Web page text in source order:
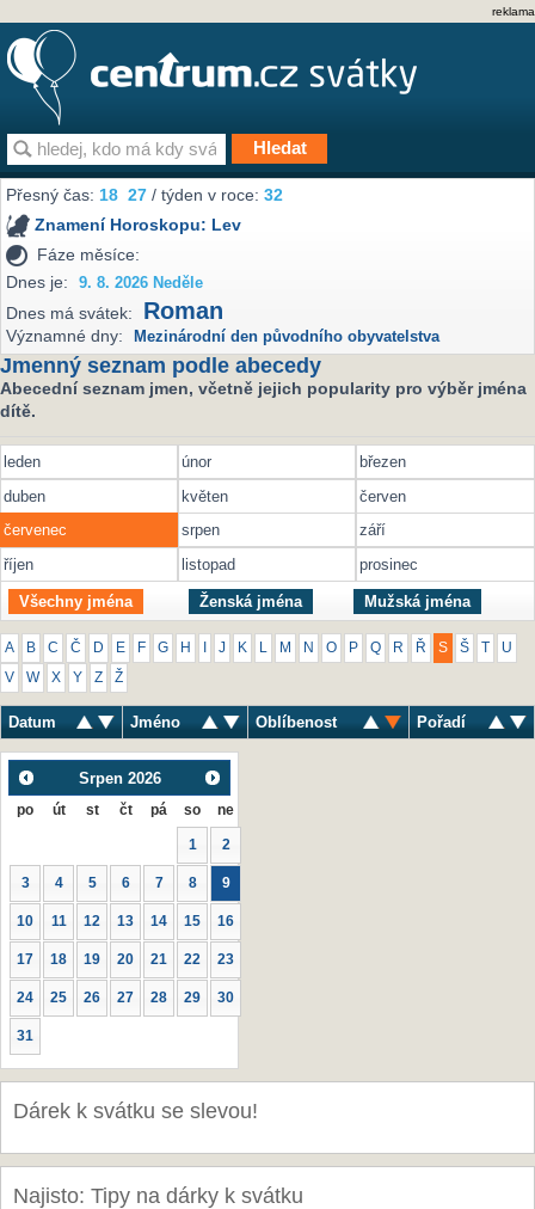
reklama
Přesný čas:18 27 / týden v roce:32
Znamení Horoskopu: Lev
Fáze měsíce:
Dnes je:
9. 8. 2026 Neděle
Dnes má svátek: Roman
Významné dny: Mezinárodní den původního obyvatelstva
Jmenný seznam podle abecedy
Abecední seznam jmen, včetně jejich popularity pro výběr jména
dítě.
leden únor
březen
duben
květen
červen
červenec
srpen
září
říjen
listopad prosinec
Všechny jména Ženská jména Mužská jména
A B C Č D E F G H J K M N O P Q R Ř S Š U
V W X Y Z Ž
Datum Jméno Oblíbenost Pořadí
Srpen 2026
po út st čt pá so ne
1 2
3 4 5 6 7 8 9
10 11 12 13 14 15 16
17 18 19 20 21 22 23
24 25 26 27 28 29 30
31
Dárek k svátku se slevou!
Najisto: Tipy na dárky k svátku